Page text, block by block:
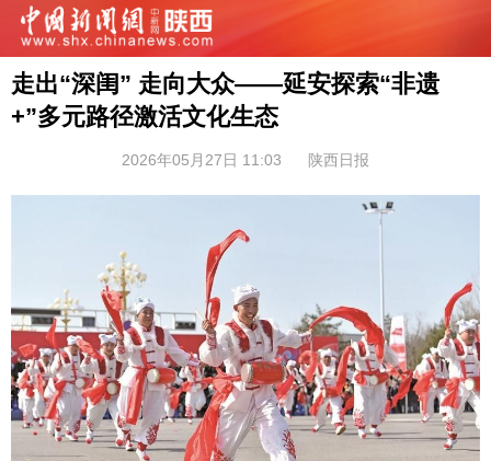
走出“深闺” 走向大众——延安探索“非遗
+”多元路径激活文化生态
2026年05月27日 11:03 陕西日报